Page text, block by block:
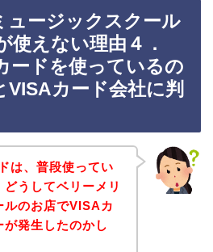
ュージックスクール
使えない理由４．
ードを使っているの
カード会社に判
は、普段使ってい
うしてベリーメリ
ルのお店でVISAカ
発生したのかし